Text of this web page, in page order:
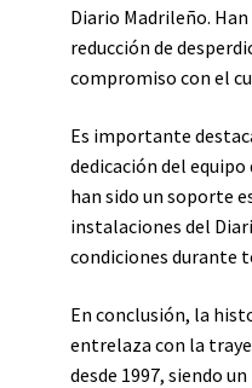
Diario Madrileño.
reducción de
compromiso con el
Es importante
dedicación del equipo
han sido un soporte
instalaciones del
condiciones durante
En conclusión, la
entrelaza con la
desde 1997, siendo